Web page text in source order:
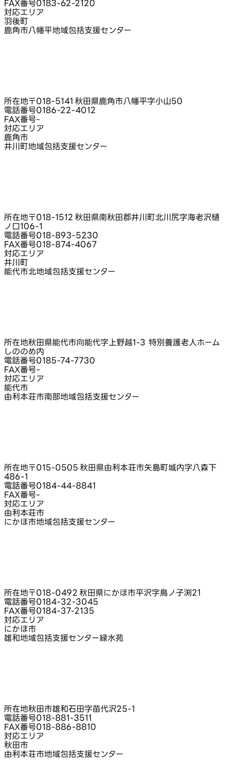
FAX番号0183-62-2120
対応エリア
羽後町
鹿角市八幡平地域包括支援センター
所在地〒018-5141 秋田県鹿角市八幡平字小山50
電話番号0186-22-4012
FAX番号-
対応エリア
鹿角市
井川町地域包括支援センター
所在地〒018-1512 秋田県南秋田郡井川町北川尻字海老沢樋
ノ口106‑1
電話番号018-893-5230
FAX番号018-874-4067
対応エリア
井川町
能代市北地域包括支援センター
所在地秋田県能代市向能代字上野越1‑3 特別養護老人ホーム
しののめ内
電話番号0185-74-7730
FAX番号-
対応エリア
能代市
由利本荘市南部地域包括支援センター
所在地〒015-0505 秋田県由利本荘市矢島町城内字八森下
486‑1
電話番号0184-44-8841
FAX番号-
対応エリア
由利本荘市
にかほ市地域包括支援センター
所在地〒018-0492 秋田県にかほ市平沢字鳥ノ子渕21
電話番号0184-32-3045
FAX番号0184-37-2135
対応エリア
にかほ市
雄和地域包括支援センター緑水苑
所在地秋田市雄和石田字苗代沢25‑1
電話番号018-881-3511
FAX番号018-886-8810
対応エリア
秋田市
由利本荘市地域包括支援センター